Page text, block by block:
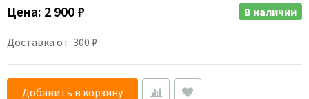
Цена: 2 900 ₽
Доставка от: 300 ₽
В наличии
Добавить в корзину